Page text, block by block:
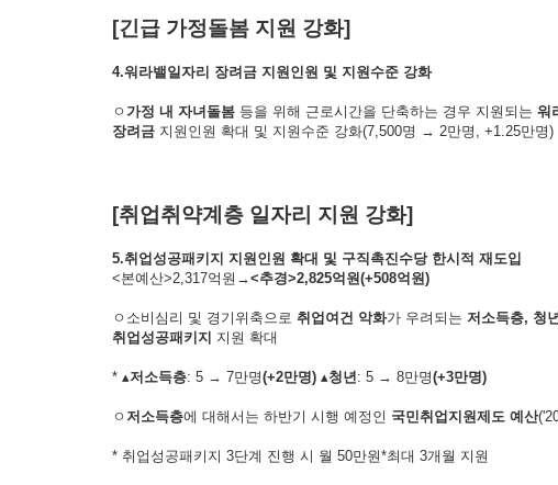
[긴급 가정돌봄 지원 강화]
4.워라밸일자리 장려금 지원인원 및 지원수준 강화
ㅇ가정 내 자녀돌봄 등을 위해 근로시간을 단축하는 경우 지원되는 워
장려금 지원인원 확대 및 지원수준 강화(7,500명 → 2만명, +1.25만명)
[취업취약계층 일자리 지원 강화]
5.취업성공패키지 지원인원 확대 및 구직촉진수당 한시적 재도입
<본예산>2,317억원→<추경>2,825억원(+508억원)
ㅇ소비심리 및 경기위축으로 취업여건 악화가 우려되는 저소득층, 청
취업성공패키지 지원 확대
* ▴저소득층: 5 → 7만명(+2만명) ▴청년: 5 → 8만명(+3만명)
ㅇ 저소득층에 대해서는 하반기 시행 예정인 국민취업지원제도 예산
* 취업성공패키지 3단계 진행 시 월 50만원*최대 3개월 지원